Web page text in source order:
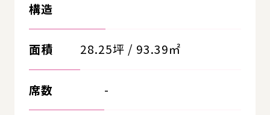
構造
面積 28.25坪 / 93.39㎡
席数 -